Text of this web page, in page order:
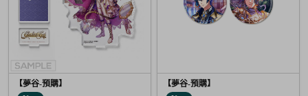
【夢谷-預購】
【夢谷-預購】